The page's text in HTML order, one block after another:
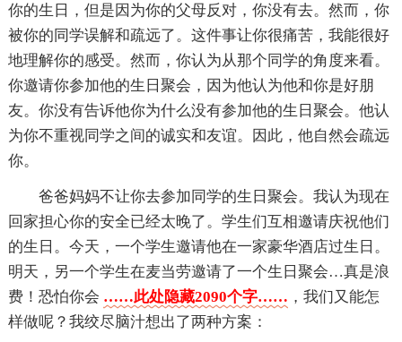
你的生日，但是因为你的父母反对，你没有去。然而，你
被你的同学误解和疏远了。这件事让你很痛苦，我能很好
地理解你的感受。然而，你认为从那个同学的角度来看。
你邀请你参加他的生日聚会，因为他认为他和你是好朋
友。你没有告诉他你为什么没有参加他的生日聚会。他认
为你不重视同学之间的诚实和友谊。因此，他自然会疏远
你。
爸爸妈妈不让你去参加同学的生日聚会。我认为现在
回家担心你的安全已经太晚了。学生们互相邀请庆祝他们
的生日。今天，一个学生邀请他在一家豪华酒店过生日。
明天，另一个学生在麦当劳邀请了一个生日聚会…真是浪
费！恐怕你会 ……此处隐藏2090个字…… ，我们又能怎
样做呢？我绞尽脑汁想出了两种方案：